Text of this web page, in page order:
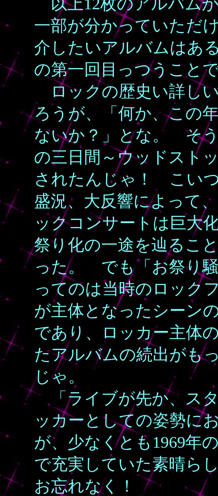
以上12枚のアルバム
一部が分かっていただ
介したいアルバムはあ
の第一回目っつうこ
ロックの歴史い詳し
ろうが、「何か、この
ないか？」とな。 そ
の三日間～ウッドスト
されたんじゃ！ こい
盛況、大反響によって
ックコンサートは巨大
祭り化の一途を辿るこ
った。 でも「お祭り
ってのは当時のロック
が主体となったシーン
であり、ロッカー主体
たアルバムの続出がも
じゃ。
「ライブが先か、ス
ッカーとしての姿勢に
が、少なくとも1969年
で充実していた素晴ら
お忘れなく！